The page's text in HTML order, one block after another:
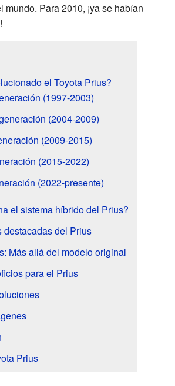
mundo. Para 2010, ¡ya se habían
el Toyota Prius?
(1997-2003)
(2004-2009)
(2009-2015)
(2015-2022)
(2022-presente)
el sistema híbrido del Prius?
destacadas del Prius
Más allá del modelo original
para el Prius
Prius